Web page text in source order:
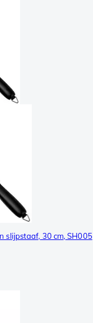
slijpstaaf, 30 cm, SH005